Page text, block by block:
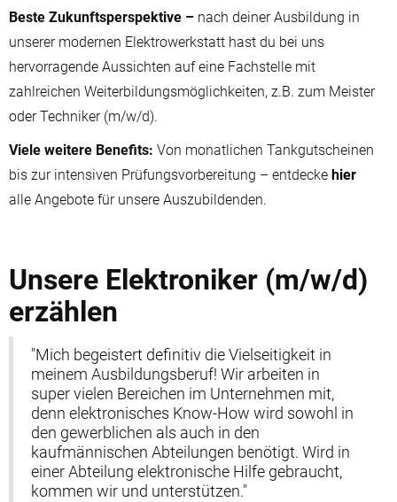
Beste Zukunftsperspektive – nach deiner Ausbildung in
unserer modernen Elektrowerkstatt hast du bei uns
hervorragende Aussichten auf eine Fachstelle mit
zahlreichen Weiterbildungsmöglichkeiten, z.B. zum Meister
oder Techniker (m/w/d).
Viele weitere Benefits: Von monatlichen Tankgutscheinen
bis zur intensiven Prüfungsvorbereitung – entdecke hier
alle Angebote für unsere Auszubildenden.
Unsere Elektroniker (m/w/d)
erzählen
"Mich begeistert definitiv die Vielseitigkeit in
meinem Ausbildungsberuf! Wir arbeiten in
super vielen Bereichen im Unternehmen mit,
denn elektronisches Know-How wird sowohl in
den gewerblichen als auch in den
kaufmännischen Abteilungen benötigt. Wird in
einer Abteilung elektronische Hilfe gebraucht,
kommen wir und unterstützen."